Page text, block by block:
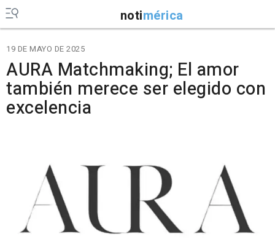
notimérica
19 DE MAYO DE 2025
AURA Matchmaking; El amor
también merece ser elegido con
excelencia